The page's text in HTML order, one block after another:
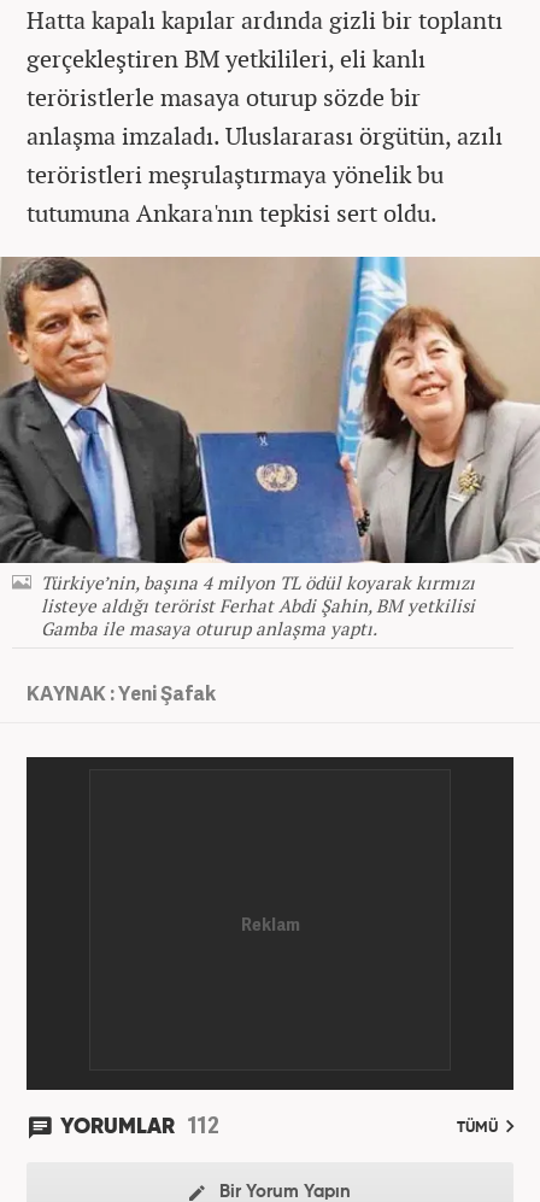
Hatta kapalı kapılar ardında gizli bir toplantı
gerçekleştiren BM yetkilileri, eli kanlı
teröristlerle masaya oturup sözde bir
anlaşma imzaladı. Uluslararası örgütün, azılı
teröristleri meşrulaştırmaya yönelik bu
tutumuna Ankara'nın tepkisi sert oldu.
Türkiye’nin, başına 4 milyon TL ödül koyarak kırmızı
listeye aldığı terörist Ferhat Abdi Şahin, BM yetkilisi
Gamba ile masaya oturup anlaşma yaptı.
KAYNAK : Yeni Şafak
YORUMLAR 112 TÜMÜ
Bir Yorum Yapın